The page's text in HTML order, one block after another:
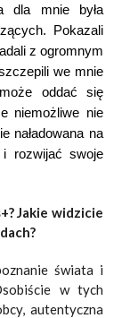
dla mnie była
Pokazali
z ogromnym
we mnie
oddać się
niemożliwe nie
naładowana na
rozwijać swoje
Jakie widzicie
świata i
w tych
autentyczna